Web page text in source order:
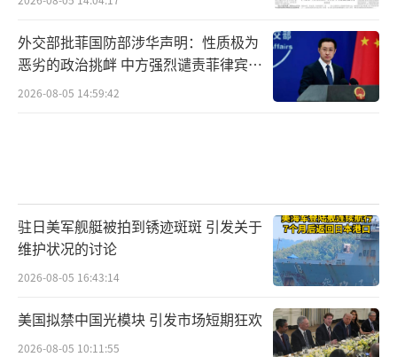
外交部批菲国防部涉华声明：性质极为
恶劣的政治挑衅 中方强烈谴责菲律宾行
为
2026-08-05 14:59:42
驻日美军舰艇被拍到锈迹斑斑 引发关于
维护状况的讨论
2026-08-05 16:43:14
美国拟禁中国光模块 引发市场短期狂欢
2026-08-05 10:11:55